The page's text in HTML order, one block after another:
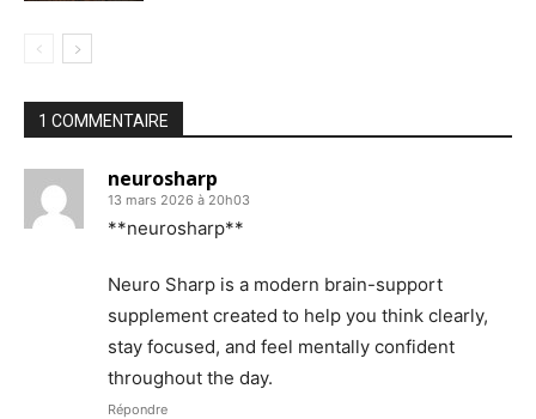
1 COMMENTAIRE
neurosharp
13 mars 2026 à 20h03
**neurosharp**
Neuro Sharp is a modern brain-support
supplement created to help you think clearly,
stay focused, and feel mentally confident
throughout the day.
Répondre